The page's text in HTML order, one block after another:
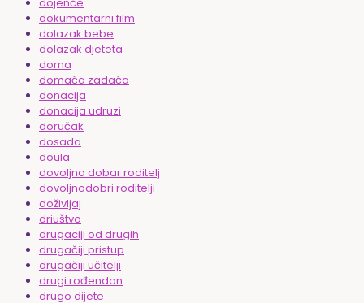
dokumentarni film
dolazak bebe
dolazak djeteta
doma
domaća zadaća
donacija
donacija udruzi
doručak
dosada
doula
dovoljno dobar roditelj
dovoljnodobri roditelji
doživljaj
driuštvo
drugaciji od drugih
drugačiji pristup
drugačiji učitelji
drugi rođendan
drugo dijete